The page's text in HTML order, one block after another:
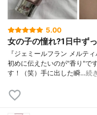
5.00
女の子の憧れ?1日中ず
『ジェミールフラン メルテ
初めに伝えたいのが"香り"で
す！（笑）手に出した瞬…続